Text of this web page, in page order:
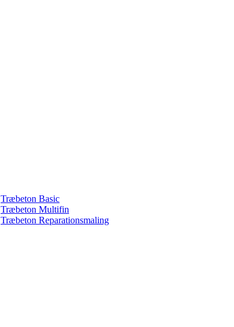
Træbeton Basic
Træbeton Multifin
Træbeton Reparationsmaling